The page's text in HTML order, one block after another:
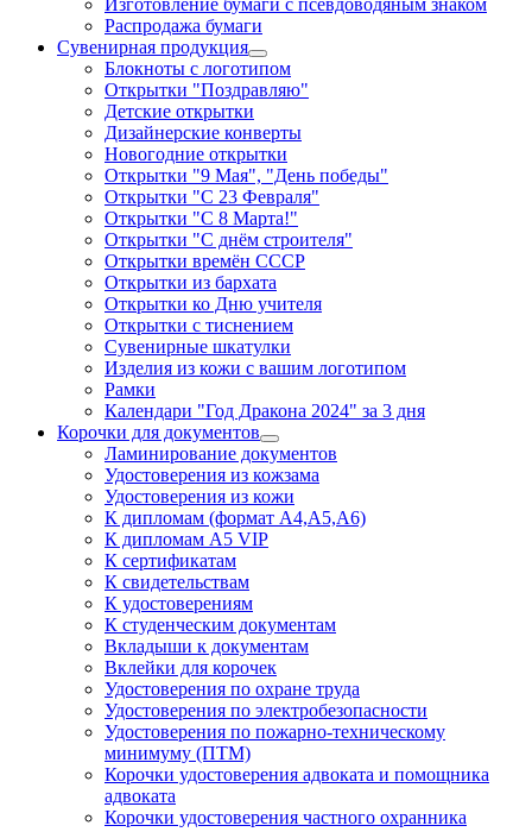
Изготовление бумаги с псевдоводяным знаком
Распродажа бумаги
Сувенирная продукция
Блокноты с логотипом
Открытки "Поздравляю"
Детские открытки
Дизайнерские конверты
Новогодние открытки
Открытки "9 Мая", "День победы"
Открытки "С 23 Февраля"
Открытки "С 8 Марта!"
Открытки "С днём строителя"
Открытки времён СССР
Открытки из бархата
Открытки ко Дню учителя
Открытки с тиснением
Сувенирные шкатулки
Изделия из кожи с вашим логотипом
Рамки
Календари "Год Дракона 2024" за 3 дня
Корочки для документов
Ламинирование документов
Удостоверения из кожзама
Удостоверения из кожи
К дипломам (формат А4,А5,А6)
К дипломам А5 VIP
К сертификатам
К свидетельствам
К удостоверениям
К студенческим документам
Вкладыши к документам
Вклейки для корочек
Удостоверения по охране труда
Удостоверения по электробезопасности
Удостоверения по пожарно-техническому
минимуму (ПТМ)
Корочки удостоверения адвоката и помощника
адвоката
Корочки удостоверения частного охранника